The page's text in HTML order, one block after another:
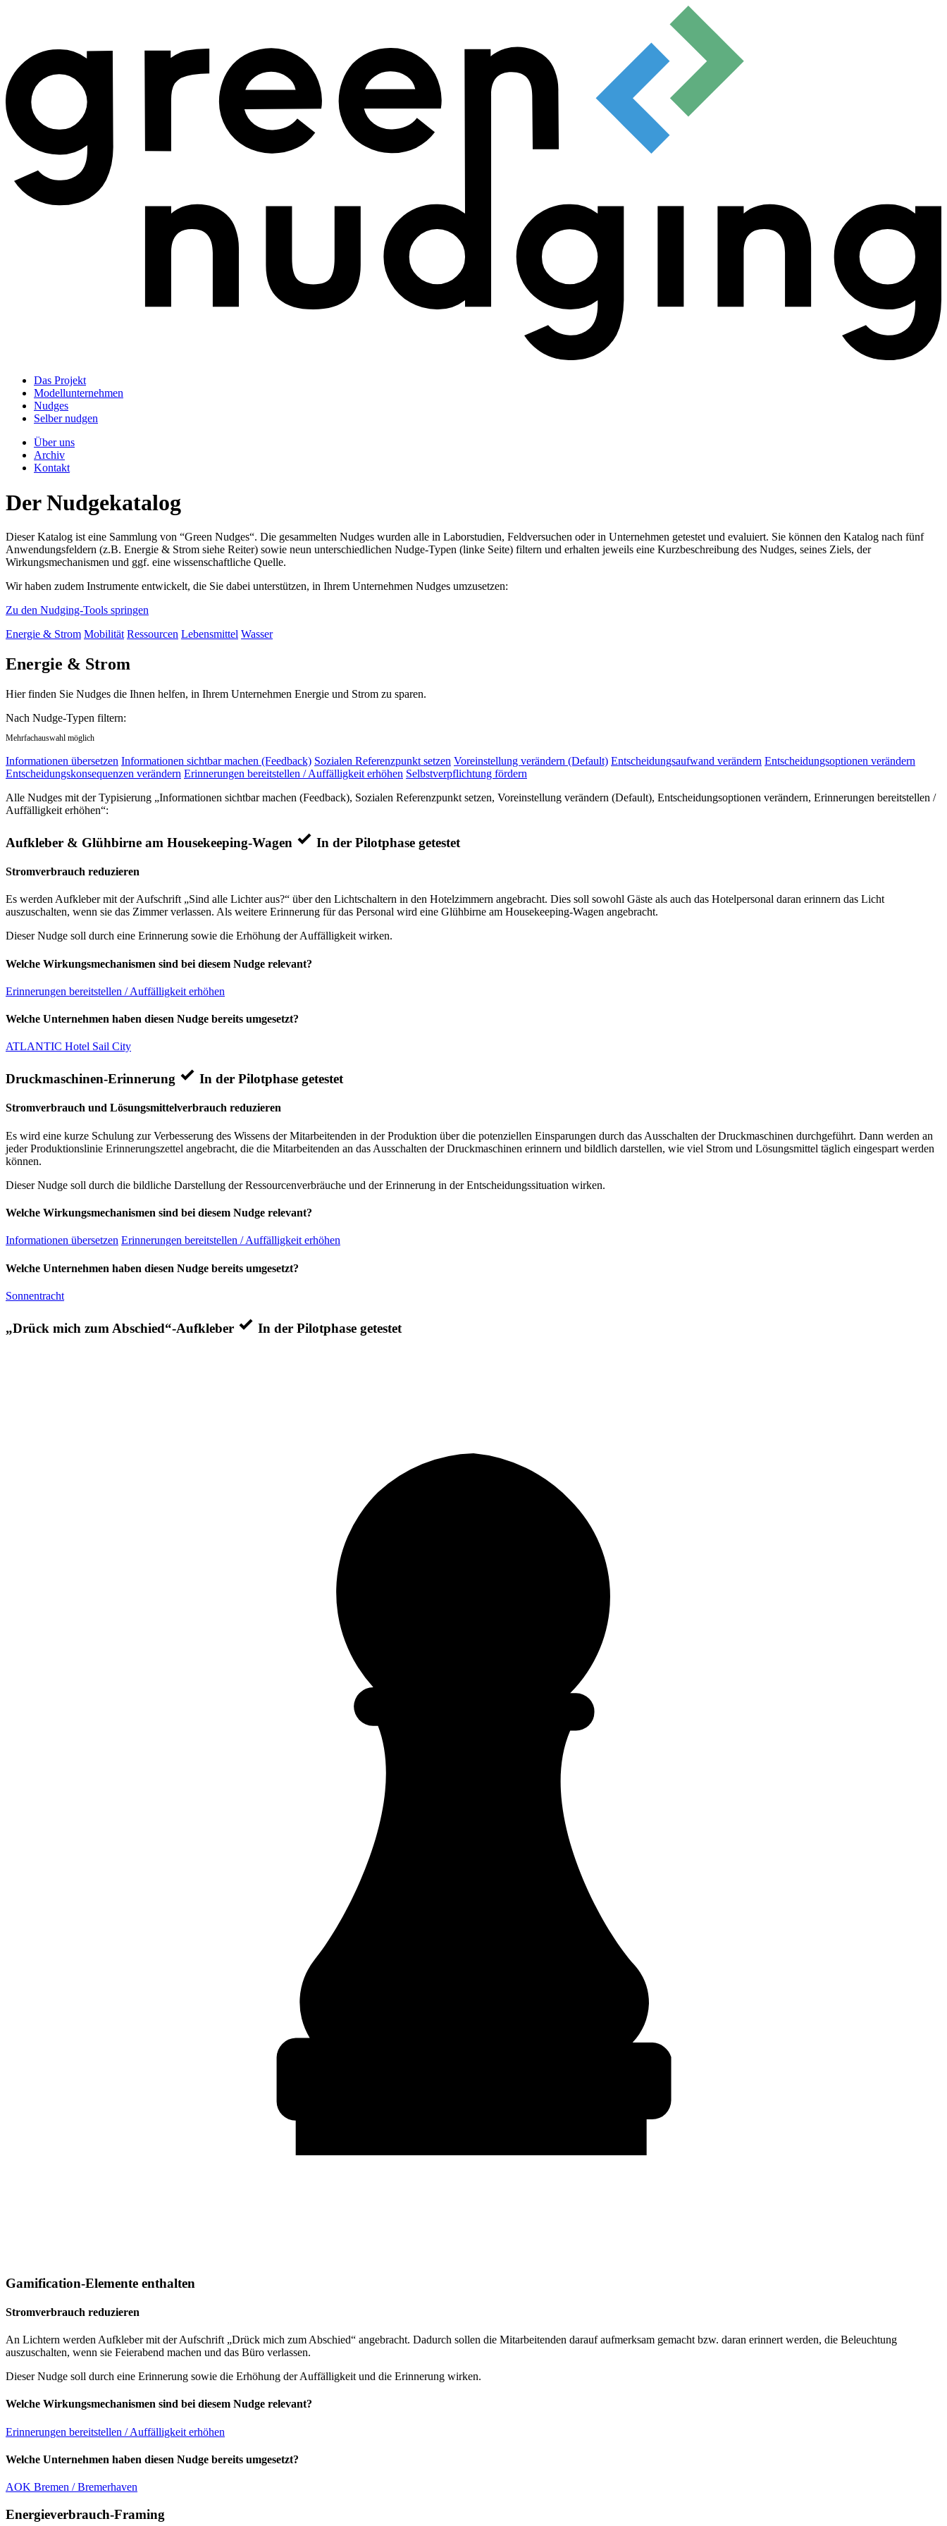
Das Projekt
Modellunternehmen
Nudges
Selber nudgen
Über uns
Archiv
Kontakt
Der Nudgekatalog
Dieser Katalog ist eine Sammlung von “Green Nudges“. Die gesammelten Nudges wurden alle in Laborstudien, Feldversuchen oder in Unternehmen getestet und evaluiert. Sie können den Katalog nach fünf
Anwendungsfeldern (z.B. Energie & Strom siehe Reiter) sowie neun unterschiedlichen Nudge-Typen (linke Seite) filtern und erhalten jeweils eine Kurzbeschreibung des Nudges, seines Ziels, der
Wirkungsmechanismen und ggf. eine wissenschaftliche Quelle.
Wir haben zudem Instrumente entwickelt, die Sie dabei unterstützen, in Ihrem Unternehmen Nudges umzusetzen:
Zu den Nudging-Tools springen
Energie & Strom Mobilität Ressourcen Lebensmittel Wasser
Energie & Strom
Hier finden Sie Nudges die Ihnen helfen, in Ihrem Unternehmen Energie und Strom zu sparen.
Nach Nudge-Typen filtern:
Mehrfachauswahl möglich
Informationen übersetzen Informationen sichtbar machen (Feedback) Sozialen Referenzpunkt setzen Voreinstellung verändern (Default) Entscheidungsaufwand verändern Entscheidungsoptionen verändern
Entscheidungskonsequenzen verändern Erinnerungen bereitstellen / Auffälligkeit erhöhen Selbstverpflichtung fördern
Alle Nudges mit der Typisierung „Informationen sichtbar machen (Feedback), Sozialen Referenzpunkt setzen, Voreinstellung verändern (Default), Entscheidungsoptionen verändern, Erinnerungen bereitstellen /
Auffälligkeit erhöhen“:
Aufkleber & Glühbirne am Housekeeping-Wagen In der Pilotphase getestet
Stromverbrauch reduzieren
Es werden Aufkleber mit der Aufschrift „Sind alle Lichter aus?“ über den Lichtschaltern in den Hotelzimmern angebracht. Dies soll sowohl Gäste als auch das Hotelpersonal daran erinnern das Licht
auszuschalten, wenn sie das Zimmer verlassen. Als weitere Erinnerung für das Personal wird eine Glühbirne am Housekeeping-Wagen angebracht.
Dieser Nudge soll durch eine Erinnerung sowie die Erhöhung der Auffälligkeit wirken.
Welche Wirkungsmechanismen sind bei diesem Nudge relevant?
Erinnerungen bereitstellen / Auffälligkeit erhöhen
Welche Unternehmen haben diesen Nudge bereits umgesetzt?
ATLANTIC Hotel Sail City
Druckmaschinen-Erinnerung In der Pilotphase getestet
Stromverbrauch und Lösungsmittelverbrauch reduzieren
Es wird eine kurze Schulung zur Verbesserung des Wissens der Mitarbeitenden in der Produktion über die potenziellen Einsparungen durch das Ausschalten der Druckmaschinen durchgeführt. Dann werden an
jeder Produktionslinie Erinnerungszettel angebracht, die die Mitarbeitenden an das Ausschalten der Druckmaschinen erinnern und bildlich darstellen, wie viel Strom und Lösungsmittel täglich eingespart werden
können.
Dieser Nudge soll durch die bildliche Darstellung der Ressourcenverbräuche und der Erinnerung in der Entscheidungssituation wirken.
Welche Wirkungsmechanismen sind bei diesem Nudge relevant?
Informationen übersetzen Erinnerungen bereitstellen / Auffälligkeit erhöhen
Welche Unternehmen haben diesen Nudge bereits umgesetzt?
Sonnentracht
„Drück mich zum Abschied“-Aufkleber In der Pilotphase getestet
Gamification-Elemente enthalten
Stromverbrauch reduzieren
An Lichtern werden Aufkleber mit der Aufschrift „Drück mich zum Abschied“ angebracht. Dadurch sollen die Mitarbeitenden darauf aufmerksam gemacht bzw. daran erinnert werden, die Beleuchtung
auszuschalten, wenn sie Feierabend machen und das Büro verlassen.
Dieser Nudge soll durch eine Erinnerung sowie die Erhöhung der Auffälligkeit und die Erinnerung wirken.
Welche Wirkungsmechanismen sind bei diesem Nudge relevant?
Erinnerungen bereitstellen / Auffälligkeit erhöhen
Welche Unternehmen haben diesen Nudge bereits umgesetzt?
AOK Bremen / Bremerhaven
Energieverbrauch-Framing